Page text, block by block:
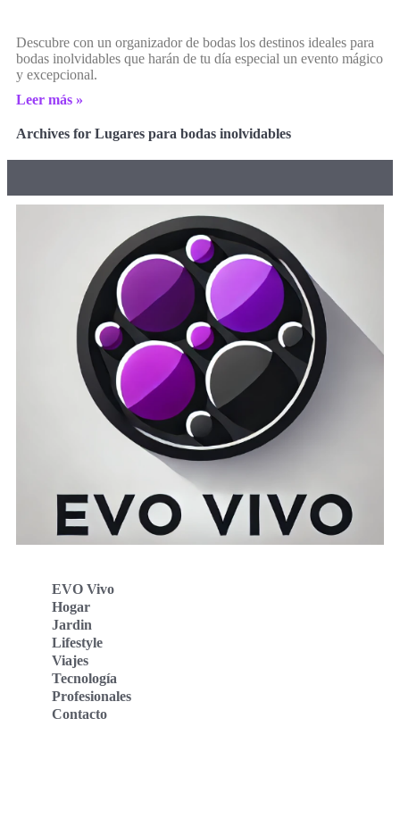
Descubre con un organizador de bodas los destinos ideales para
bodas inolvidables que harán de tu día especial un evento mágico
y excepcional.
Leer más »
Archives for Lugares para bodas inolvidables
EVO Vivo
Hogar
Jardin
Lifestyle
Viajes
Tecnología
Profesionales
Contacto